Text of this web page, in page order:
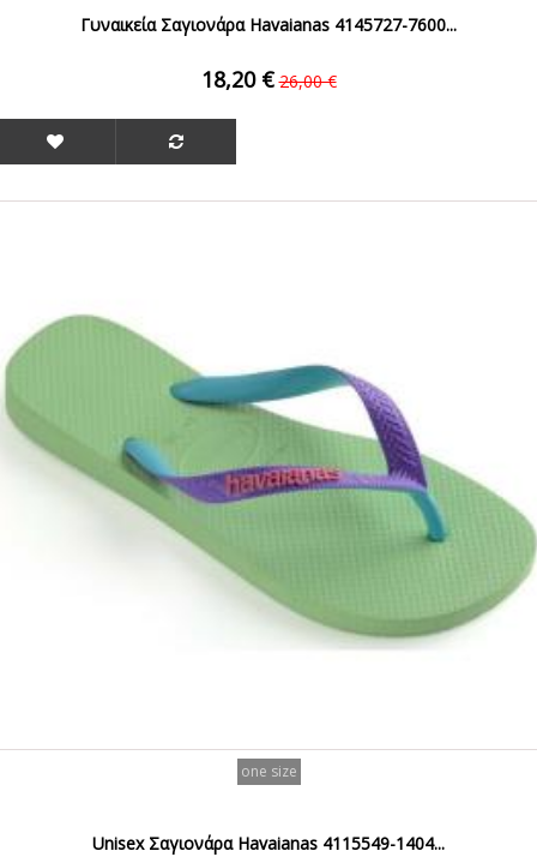
Γυναικεία Σαγιονάρα Havaianas 4145727-7600...
18,20 € 26,00 €
one size
Unisex Σαγιονάρα Havaianas 4115549-1404...